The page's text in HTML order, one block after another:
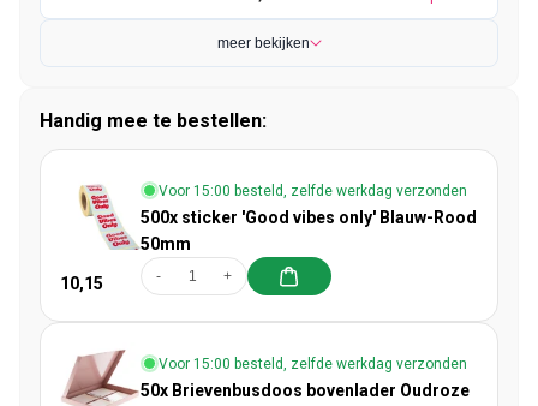
meer bekijken
Handig mee te bestellen:
10,15
Voor 15:00 besteld, zelfde werkdag verzonden
500x sticker 'Good vibes only' Blauw-Rood
50mm
- +
Voor 15:00 besteld, zelfde werkdag verzonden
50x Brievenbusdoos bovenlader Oudroze